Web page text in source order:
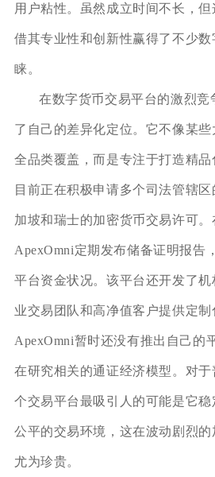
用户粘性。虽然成立时间不长，
借其专业性和创新性赢得了不少
睐。
在数字货币交易平台的激烈竞
了自己的差异化定位。它不像某
全品类覆盖，而是专注于打造精
目前正在积极申请多个司法管辖
加坡和瑞士的加密货币交易许可。
ApexOmni定期发布储备证明报告
平台资金状况。该平台还开发了
业交易团队和高净值客户提供定
ApexOmni暂时还没有推出自己的
在研究相关的通证经济模型。对
个交易平台最吸引人的可能是它
公平的交易环境，这在波动剧烈
尤为珍贵。